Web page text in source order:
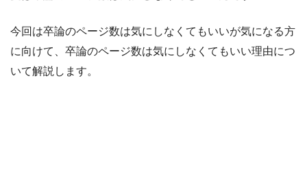
今回は卒論のページ数は気にしなくてもいいが気になる方
に向けて、卒論のページ数は気にしなくてもいい理由につ
いて解説します。